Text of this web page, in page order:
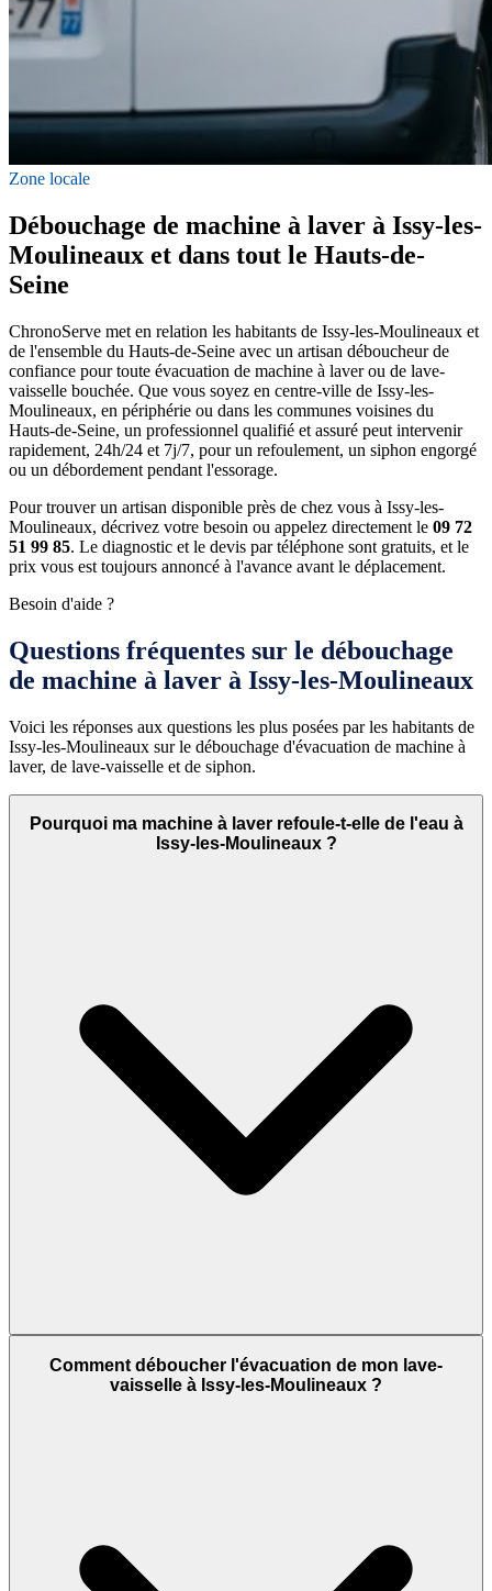
Zone locale
Débouchage de machine à laver à Issy-les-
Moulineaux et dans tout le Hauts-de-
Seine
ChronoServe met en relation les habitants de Issy-les-Moulineaux et
de l'ensemble du Hauts-de-Seine avec un artisan déboucheur de
confiance pour toute évacuation de machine à laver ou de lave-
vaisselle bouchée. Que vous soyez en centre-ville de Issy-les-
Moulineaux, en périphérie ou dans les communes voisines du
Hauts-de-Seine, un professionnel qualifié et assuré peut intervenir
rapidement, 24h/24 et 7j/7, pour un refoulement, un siphon engorgé
ou un débordement pendant l'essorage.
Pour trouver un artisan disponible près de chez vous à Issy-les-
Moulineaux, décrivez votre besoin ou appelez directement le 09 72
51 99 85. Le diagnostic et le devis par téléphone sont gratuits, et le
prix vous est toujours annoncé à l'avance avant le déplacement.
Besoin d'aide ?
Questions fréquentes sur le débouchage
de machine à laver à Issy-les-Moulineaux
Voici les réponses aux questions les plus posées par les habitants de
Issy-les-Moulineaux sur le débouchage d'évacuation de machine à
laver, de lave-vaisselle et de siphon.
Pourquoi ma machine à laver refoule-t-elle de l'eau à
Issy-les-Moulineaux ?
Comment déboucher l'évacuation de mon lave-
vaisselle à Issy-les-Moulineaux ?